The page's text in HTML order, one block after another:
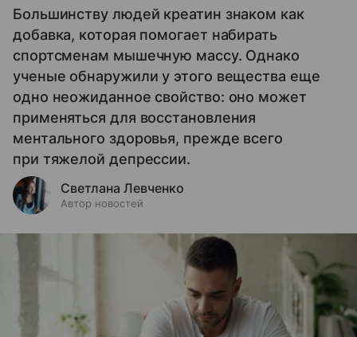
Большинству людей креатин знаком как
добавка, которая помогает набирать
спортсменам мышечную массу. Однако
ученые обнаружили у этого вещества еще
одно неожиданное свойство: оно может
применяться для восстановления
ментального здоровья, прежде всего
при тяжелой депрессии.
Светлана Левченко
Автор новостей